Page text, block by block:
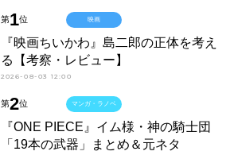
第1位
『映画ちいかわ』島二郎の正体を考え
る【考察・レビュー】
2026-08-03 12:00
映画
第2位
『ONE PIECE』イム様・神の騎士団
「19本の武器」まとめ＆元ネタ
マンガ・ラノベ